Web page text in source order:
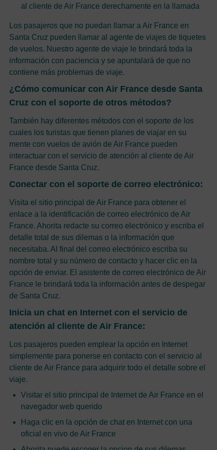
al cliente de Air France derechamente en la llamada
Los pasajeros que no puedan llamar a Air France en
Santa Cruz pueden llamar al agente de viajes de tiquetes
de vuelos. Nuestro agente de viaje le brindará toda la
información con paciencia y se apuntalará de que no
contiene más problemas de viaje.
¿Cómo comunicar con Air France desde Santa
Cruz con el soporte de otros métodos?
También hay diferentes métodos con el soporte de los
cuales los turistas que tienen planes de viajar en su
mente con vuelos de avión de Air France pueden
interactuar con el servicio de atención al cliente de Air
France desde Santa Cruz.
Conectar con el soporte de correo electrónico:
Visita el sitio principal de Air France para obtener el
enlace a la identificación de correo electrónico de Air
France. Ahorita redacte su correo electrónico y escriba el
detalle total de sus dilemas o la información que
necesitaba. Al final del correo electrónico escriba su
nombre total y su número de contacto y hacer clic en la
opción de enviar. El asistente de correo electrónico de Air
France le brindará toda la información antes de despegar
de Santa Cruz.
Inicia un chat en Internet con el servicio de
atención al cliente de Air France:
Los pasajeros pueden emplear la opción en Internet
simplemente para ponerse en contacto con el servicio al
cliente de Air France para adquirir todo el detalle sobre el
viaje.
Visitar el sitio principal de Internet de Air France en el
navegador web querido
Haga clic en la opción de chat en Internet con una
oficial en vivo de Air France